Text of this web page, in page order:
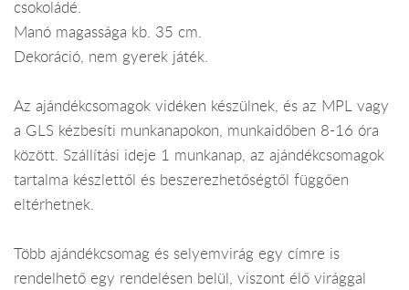
csokoládé.
Manó magassága kb. 35 cm.
Dekoráció, nem gyerek játék.
Az ajándékcsomagok vidéken készülnek, és az MPL vagy
a GLS kézbesíti munkanapokon, munkaidőben 8-16 óra
között. Szállítási ideje 1 munkanap, az ajándékcsomagok
tartalma készlettől és beszerezhetőségtől függően
eltérhetnek.
Több ajándékcsomag és selyemvirág egy címre is
rendelhető egy rendelésen belül, viszont élő virággal